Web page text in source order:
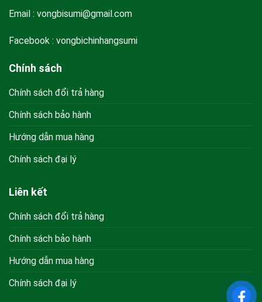
Email : vongbisumi@gmail.com
Facebook : vongbichinhangsumi
Chính sách
Chính sách đổi trả hàng
Chính sách bảo hành
Hướng dẫn mua hàng
Chính sách đại lý
Liên kết
Chính sách đổi trả hàng
Chính sách bảo hành
Hướng dẫn mua hàng
Chính sách đại lý